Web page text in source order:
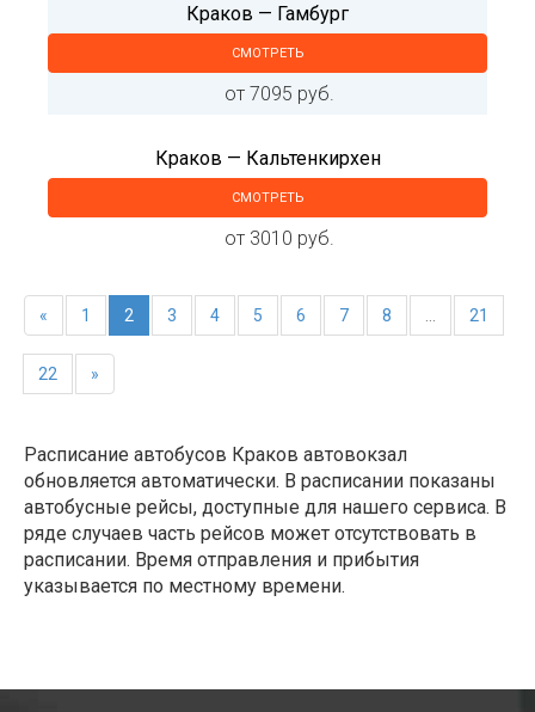
Краков — Гамбург
СМОТРЕТЬ
от 7095 руб.
Краков — Кальтенкирхен
СМОТРЕТЬ
от 3010 руб.
« 1 2 3 4 5 6 7 8 21
22 »
Расписание автобусов Краков автовокзал
обновляется автоматически. В расписании показаны
автобусные рейсы, доступные для нашего сервиса. В
ряде случаев часть рейсов может отсутствовать в
расписании. Время отправления и прибытия
указывается по местному времени.